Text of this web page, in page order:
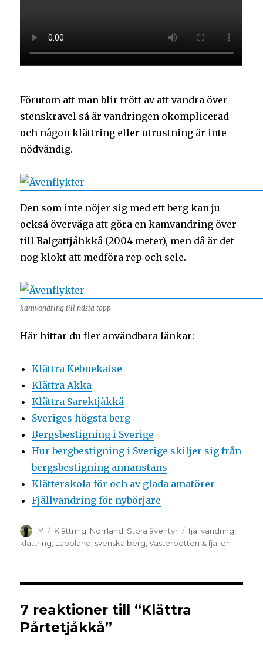
Förutom att man blir trött av att vandra över
stenskravel så är vandringen okomplicerad
och någon klättring eller utrustning är inte
nödvändig.
Den som inte nöjer sig med ett berg kan ju
också överväga att göra en kamvandring över
till Balgattjåhkkå (2004 meter), men då är det
nog klokt att medföra rep och sele.
kamvandring till nästa topp
Här hittar du fler användbara länkar:
Klättra Kebnekaise
Klättra Akka
Klättra Sarektjåkkå
Sveriges högsta berg
Bergsbestigning i Sverige
Hur bergbestigning i Sverige skiljer sig från
bergsbestigning annanstans
Klätterskola för och av glada amatörer
Fjällvandring för nybörjare
Y Klättring Norrland Stora äventyr fjällvandring
klättring Lappland svenska berg ,Västerbotten & fjällen
7 reaktioner till “Klättra
Pårtetjåkkå”